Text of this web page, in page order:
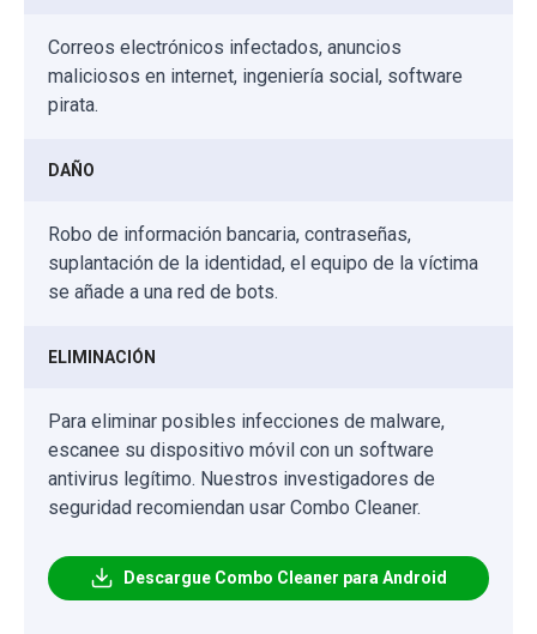
Correos electrónicos infectados, anuncios
maliciosos en internet, ingeniería social, software
pirata.
DAÑO
Robo de información bancaria, contraseñas,
suplantación de la identidad, el equipo de la víctima
se añade a una red de bots.
ELIMINACIÓN
Para eliminar posibles infecciones de malware,
escanee su dispositivo móvil con un software
antivirus legítimo. Nuestros investigadores de
seguridad recomiendan usar Combo Cleaner.
Descargue Combo Cleaner para Android